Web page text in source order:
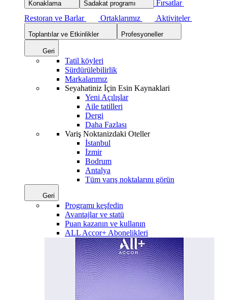
Konaklama Sadakat programı
Fırsatlar
Restoran ve Barlar
Ortaklarımız Aktiviteler
Toplantılar ve Etkinlikler Profesyoneller
Geri
Tatil köyleri
Sürdürülebilirlik
Markalarımız
Seyahatiniz İçin Esin Kaynaklari
Yeni Açılışlar
Aile tatilleri
Dergi
Daha Fazlası
Variş Noktanizdaki Oteller
İstanbul
İzmir
Bodrum
Antalya
Tüm varış noktalarını görün
Geri
Programı keşfedin
Avantajlar ve statü
Puan kazanın ve kullanın
ALL Accor+ Abonelikleri